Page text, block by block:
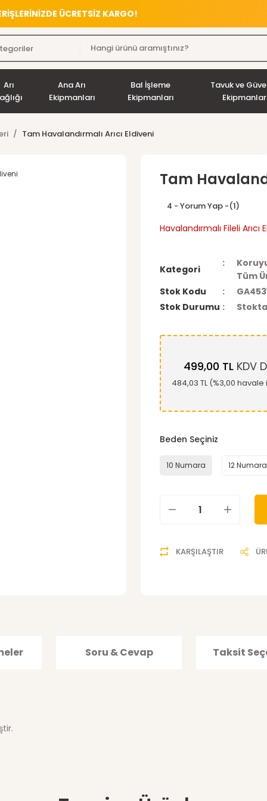
ÜCRETSİZ KARGO!
Arı
Ana Arı
Ekipmanları
Bal İşleme
Ekipmanları
Tavuk ve
Tam Havalandırmalı Arıcı Eldiveni
Tam
4 - Yorum Yap -(1)
Havalandırmalı Fileli Arıcı
Kategori
Tüm
Stok Kodu
Stok Durumu
499,00 TLKDV
484,03 TL (%3,00
Beden Seçiniz
10 Numara 12
KARŞILAŞTIR
Soru & Cevap Taksit
konularda yetersiz gördüğünüz noktaları öneri formunu kullanarak